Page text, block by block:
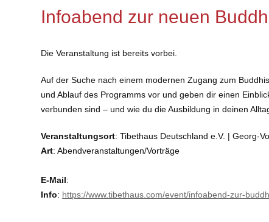
Infoabend zur neuen
Die Veranstaltung ist bereits vorbei.
Auf der Suche nach einem modernen Zugang zum
und Ablauf des Programms vor und geben dir einen
verbunden sind – und wie du die Ausbildung in deinen
Veranstaltungsort: Tibethaus Deutschland e.V. | Georg-
Art: Abendveranstaltungen/Vorträge
E-Mail:
Info: https://www.tibethaus.com/event/infoabend-zur-